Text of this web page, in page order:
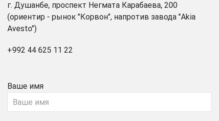
г. Душанбе, проспект Негмата Карабаева, 200
(ориентир - рынок "Корвон", напротив завода "Akia
Avesto")
+992 44 625 11 22
Ваше имя